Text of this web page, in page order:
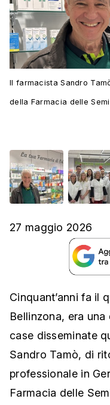
Il farmacista Sandro
della Farmacia delle
27 maggio 2026
Cinquant’anni fa il
Bellinzona, era
case disseminate
Sandro Tamò, di
professionale in
Farmacia delle